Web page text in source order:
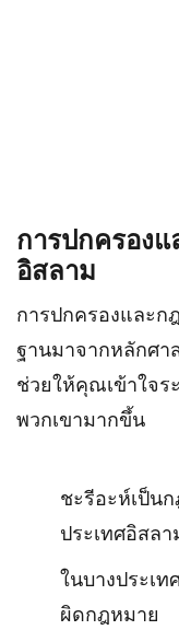
การปกครอง
อิสลาม
การปกครองและก
ฐานมาจากหลักศา
ช่วยให้คุณเข้าใจร
พวกเขามากขึ้น
ชะรีอะห์เป็น
ประเทศอิสลา
ในบางประเ
ผิดกฎหมาย